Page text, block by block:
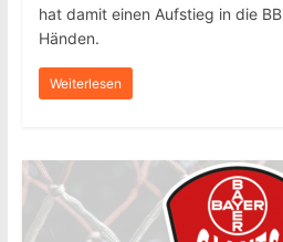
hat damit einen Aufstieg in die
Händen.
Weiterlesen